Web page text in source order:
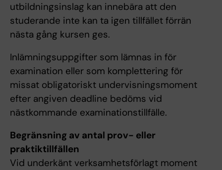
utbildningsinslag kan innebära att den
studerande inte kan ta igen tillfället förrän
nästa gång kursen ges.
Inlämningsuppgifter som lämnas in för
examination eller som komplettering för
missat obligatoriskt undervisningsmoment
efter angiven deadline bedöms vid
nästkommande examinationstillfälle.
Begränsning av antal prov- eller
praktiktillfällen
Vid underkänt verksamhetsförlagt moment